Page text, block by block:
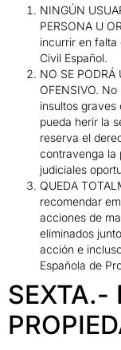
NINGÚN
PERSONA U
incurrir en falta
Civil Español.
NO SE PODRÁ
OFENSIVO.
insultos graves
pueda herir la
reserva el
contravenga la
judiciales
QUEDA
recomendar
acciones de
eliminados
acción e
Española de
SEXTA.-